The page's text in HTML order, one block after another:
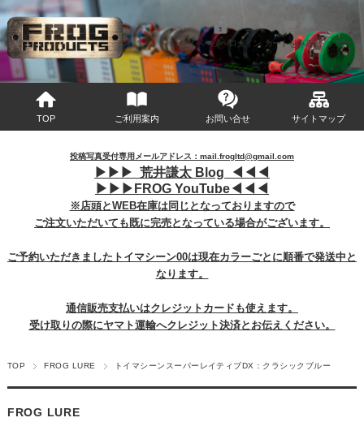
マイページへログイン カートをみる
TOP ご利用案内 お問い合せ サイトマップ
投稿写真受付専用メールアドレス：mail.frogltd@gmail.com
▶︎ ▶︎ ▶︎ 荒井謙太 Blog ◀︎ ◀︎ ◀︎
▶︎ ▶︎ ▶︎ FROG YouTube◀︎ ◀︎ ◀︎
※店頭とWEB在庫は同じとなっておりますので
ご注文いただいても既に完売となっている場合がございます。
ご予約いただきましたトイマシーン00は現在カラーごとに順番で発送中と
なります。
通信販売支払いはクレジットカードも使えます。
受け取りの際にヤマト運輸へクレジット決済とお伝えください。
TOP FROG LURE トイマシーンスーパーレイティブDX：クラシックブルー
FROG LURE